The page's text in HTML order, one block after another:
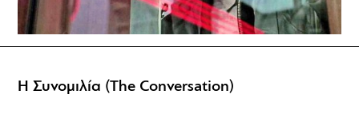
Η Συνομιλία (The Conversation)